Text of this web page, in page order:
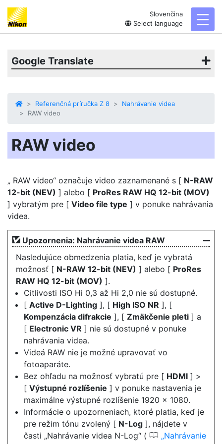
Slovenčina
Select language
Google Translate
Referenčná príručka Z 8
Nahrávanie videa
RAW video
RAW video
„ RAW video“ označuje video zaznamenané s [ N-RAW
12-bit (NEV) ] alebo [ ProRes RAW HQ 12-bit (MOV)
] vybratým pre [ Video file type ] v ponuke nahrávania
videa.
Upozornenia: Nahrávanie videa RAW
Nasledujúce obmedzenia platia, keď je vybratá
možnosť [ N-RAW 12-bit (NEV) ] alebo [ ProRes
RAW HQ 12-bit (MOV) ].
Citlivosti ISO Hi 0,3 až Hi 2,0 nie sú dostupné.
[ Active D-Lighting ], [ High ISO NR ], [
Kompenzácia difrakcie ], [ Zmäkčenie pleti ] a
[ Electronic VR ] nie sú dostupné v ponuke
nahrávania videa.
Videá RAW nie je možné upravovať vo
fotoaparáte.
Bez ohľadu na možnosť vybratú pre [ HDMI ] >
[ Výstupné rozlíšenie ] v ponuke nastavenia je
maximálne výstupné rozlíšenie 1920 × 1080.
Informácie o upozorneniach, ktoré platia, keď je
pre režim tónu zvolený [ N-Log ], nájdete v
časti „Nahrávanie videa N-Log“ ( 0 Nahrávanie